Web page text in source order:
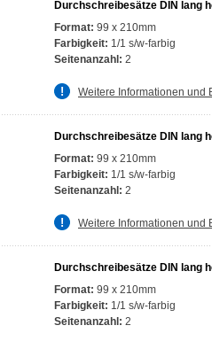
Durchschreibesätze DIN lang
Format: 99 x 210mm
Farbigkeit: 1/1 s/w-farbig
Seitenanzahl: 2
Weitere Informationen und
Durchschreibesätze DIN lang
Format: 99 x 210mm
Farbigkeit: 1/1 s/w-farbig
Seitenanzahl: 2
Weitere Informationen und
Durchschreibesätze DIN lang
Format: 99 x 210mm
Farbigkeit: 1/1 s/w-farbig
Seitenanzahl: 2